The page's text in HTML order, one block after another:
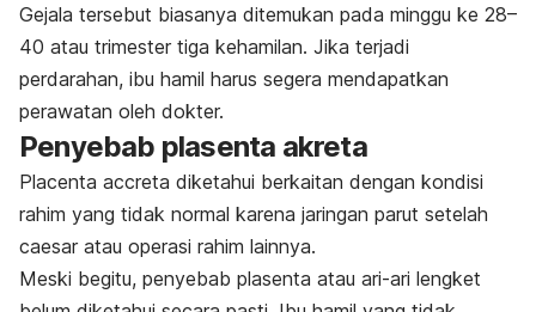
Gejala tersebut biasanya ditemukan pada minggu ke 28–
40 atau trimester tiga kehamilan. Jika terjadi
perdarahan, ibu hamil harus segera mendapatkan
perawatan oleh dokter.
Penyebab plasenta akreta
Placenta accreta diketahui berkaitan dengan kondisi
rahim yang tidak normal karena jaringan parut setelah
caesar atau operasi rahim lainnya.
Meski begitu, penyebab plasenta atau ari-ari lengket